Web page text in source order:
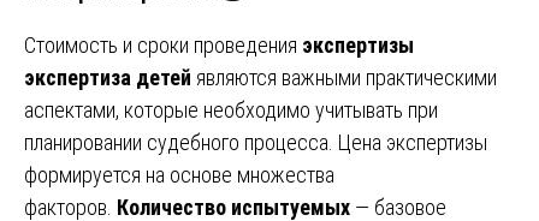
Стоимость и сроки проведения экспертизы
экспертиза детей являются важными практическими
аспектами, которые необходимо учитывать при
планировании судебного процесса. Цена экспертизы
формируется на основе множества
факторов. Количество испытуемых — базовое